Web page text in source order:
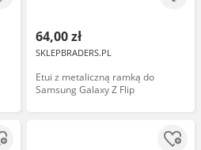
64,00 zł
SKLEPBRADERS.PL
Etui z metaliczną ramką do
Samsung Galaxy Z Flip